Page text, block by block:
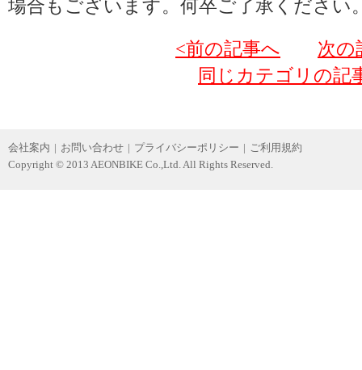
場合もございます。何卒ご了承ください
<前の記事へ
次の
同じカテゴリの記
会社案内 | お問い合わせ | プライバシーポリシー | ご利用規約
Copyright © 2013 AEONBIKE Co.,Ltd. All Rights Reserved.